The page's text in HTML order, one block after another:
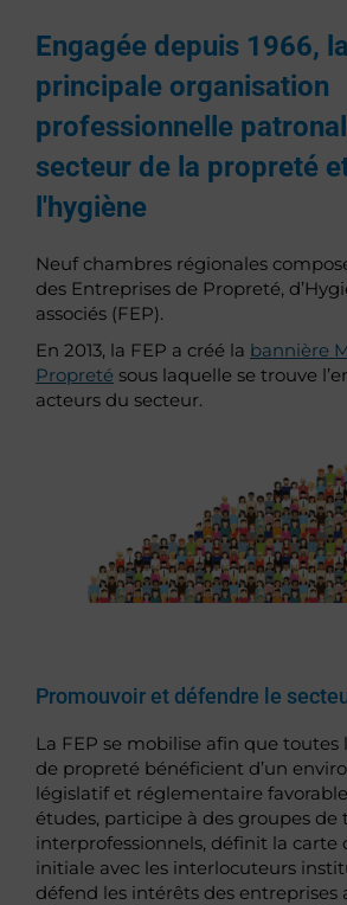
Engagée depuis 1966,
principale organisation
professionnelle
secteur de la propreté
l'hygiène
Neuf chambres régionales
des Entreprises de Propreté,
associés (FEP).
En 2013, la FEP a créé la bannière
Propreté sous laquelle se trouve
acteurs du secteur.
Promouvoir et défendre le
La FEP se mobilise afin que toutes
de propreté bénéficient d’un
législatif et réglementaire
études, participe à des groupes de
interprofessionnels, définit la carte
initiale avec les interlocuteurs
défend les intérêts des entreprises